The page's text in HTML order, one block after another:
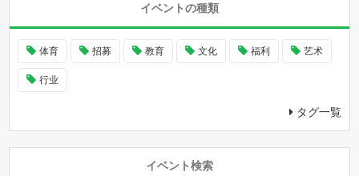
イベントの種類
体育 招募 教育 文化 福利 艺术
行业
タグ一覧
イベント検索